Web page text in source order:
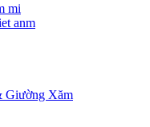
mi
anm
Giường Xăm